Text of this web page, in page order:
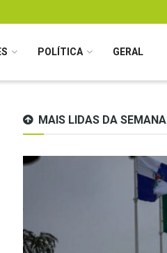
POLÍTICA GERAL
MAIS LIDAS DA SEMANA